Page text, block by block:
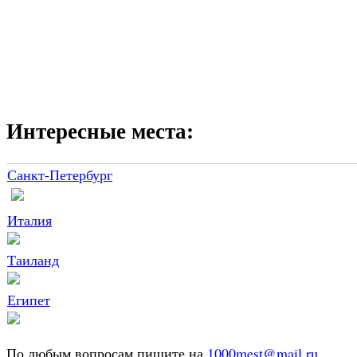
Интересные места:
Санкт-Петербург
Италия
Таиланд
Египет
По любым вопросам пишите на 1000mest@mail.ru